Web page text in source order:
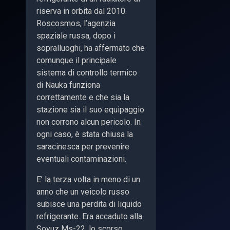
riserva in orbita dal 2010.
Roscosmos, l’agenzia
spaziale russa, dopo i
sopralluoghi, ha affermato che
comunque il principale
sistema di controllo termico
di Nauka funziona
correttamente e che sia la
stazione sia il suo equipaggio
non corrono alcun pericolo. In
ogni caso, è stata chiusa la
saracinesca per prevenire
eventuali contaminazioni.
E’ la terza volta in meno di un
anno che un veicolo russo
subisce una perdita di liquido
refrigerante. Era accaduto alla